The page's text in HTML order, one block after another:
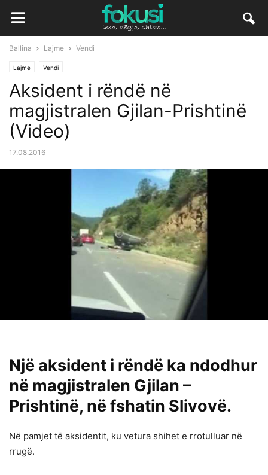
Ballina Lajme Vendi
Lajme Vendi
Aksident i rëndë në
magjistralen Gjilan-Prishtinë
(Video)
17.08.2016
Një aksident i rëndë ka ndodhur
në magjistralen Gjilan –
Prishtinë, në fshatin Slivovë.
Në pamjet të aksidentit, ku vetura shihet e rrotulluar në
rrugë.